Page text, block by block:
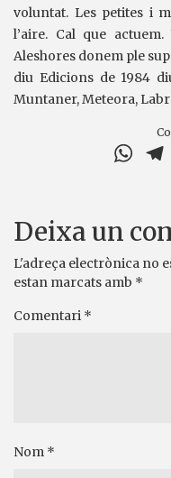
voluntat. Les petites i
l’aire. Cal que
Aleshores donem ple
diu Edicions de 1984
Muntaner, Meteora,
Deixa un
L'adreça electrònica no
estan marcats amb *
Comentari *
Nom *